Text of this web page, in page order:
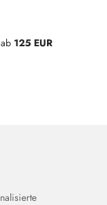
125 EUR